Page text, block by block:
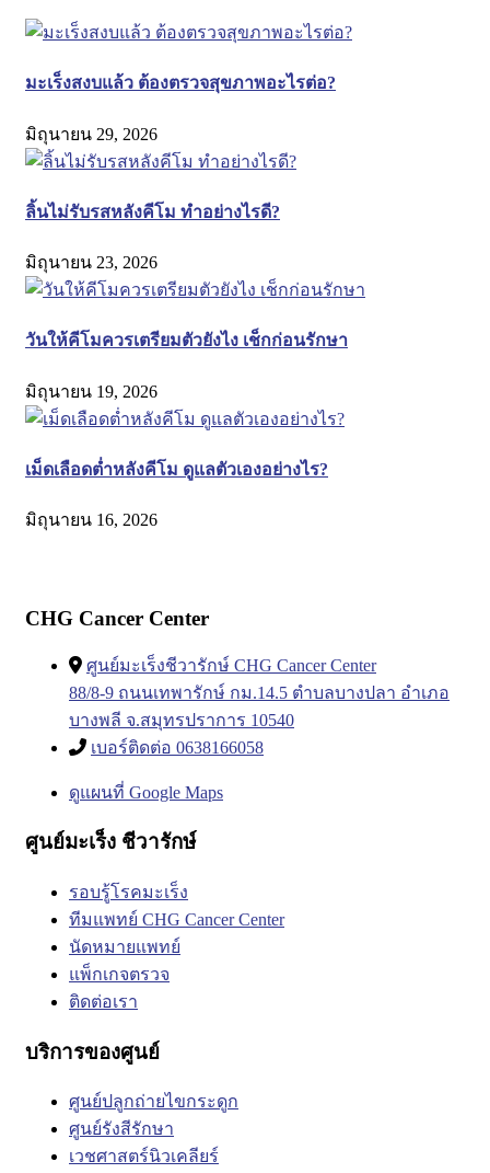
มะเร็งสงบแล้ว ต้องตรวจสุขภาพอะไรต่อ?
มิถุนายน 29, 2026
ลิ้นไม่รับรสหลังคีโม ทำอย่างไรดี?
มิถุนายน 23, 2026
วันให้คีโมควรเตรียมตัวยังไง เช็กก่อนรักษา
มิถุนายน 19, 2026
เม็ดเลือดต่ำหลังคีโม ดูแลตัวเองอย่างไร?
มิถุนายน 16, 2026
CHG Cancer Center
ศูนย์มะเร็งชีวารักษ์ CHG Cancer Center
88/8-9 ถนนเทพารักษ์ กม.14.5 ตำบลบางปลา อำเภอ
บางพลี จ.สมุทรปราการ 10540
เบอร์ติดต่อ 0638166058
ดูแผนที่ Google Maps
ศูนย์มะเร็ง ชีวารักษ์
รอบรู้โรคมะเร็ง
ทีมแพทย์ CHG Cancer Center
นัดหมายแพทย์
แพ็กเกจตรวจ
ติดต่อเรา
บริการของศูนย์
ศูนย์ปลูกถ่ายไขกระดูก
ศูนย์รังสีรักษา
เวชศาสตร์นิวเคลียร์